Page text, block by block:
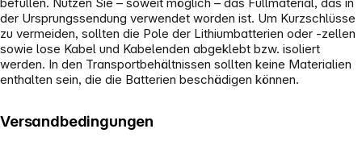
der Ursprungssendung verwendet worden ist. Um Kurzschlüsse
zu vermeiden, sollten die Pole der Lithiumbatterien oder -zellen
sowie lose Kabel und Kabelenden abgeklebt bzw. isoliert
werden. In den Transportbehältnissen sollten keine Materialien
enthalten sein, die die Batterien beschädigen können.
Versandbedingungen